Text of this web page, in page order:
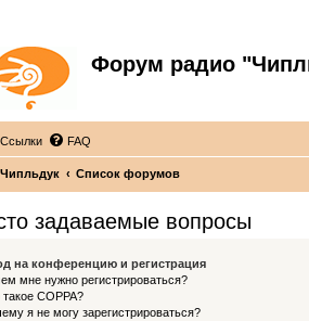
Форум радио
Ссылки FAQ
Чипльдук Список форумов
задаваемые вопросы
на конференцию и регистрация
мне нужно регистрироваться?
такое COPPA?
я не могу зарегистрироваться?